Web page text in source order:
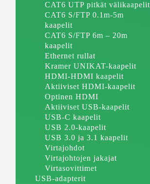
CAT6 UTP pitkät välikaapelit
CAT6 S/FTP 0.1m-5m
kaapelit
CAT6 S/FTP 6m – 20m
kaapelit
Ethernet rullat
Kramer UNIKAT-kaapelit
HDMI-HDMI kaapelit
Aktiiviset HDMI-kaapelit
Optinen HDMI
Aktiiviset USB-kaapelit
USB-C kaapelit
USB 2.0-kaapelit
USB 3.0 ja 3.1 kaapelit
Virtajohdot
Virtajohtojen jakajat
Virtasovittimet
USB-adapterit